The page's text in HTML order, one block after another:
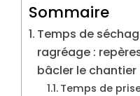
Sommaire
Temps de
ragréage :
bâcler le chantier
Temps de